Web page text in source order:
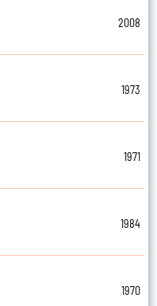
2008
1973
1971
1984
1970